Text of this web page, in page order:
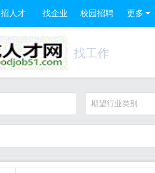
招人才 找企业 校园招聘 更多
找工作
期望行业类别